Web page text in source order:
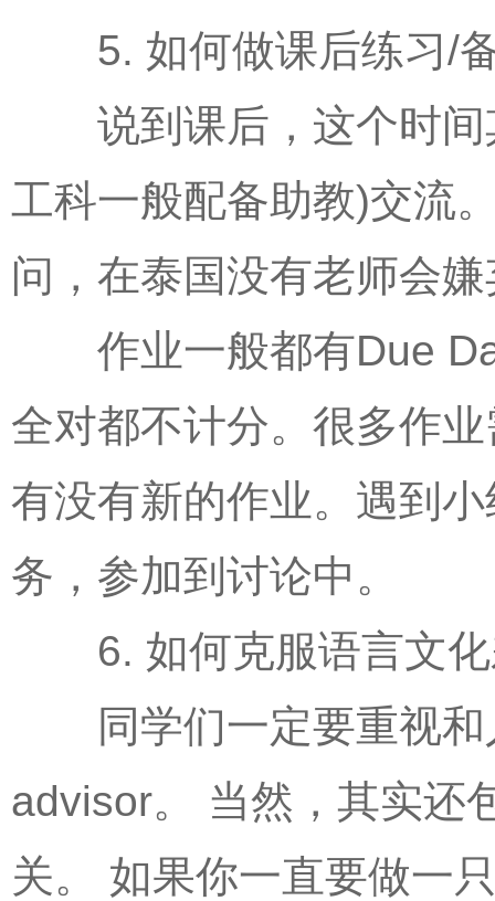
5. 如何做课后练习/
说到课后，这个时间
工科一般配备助教)交流
问，在泰国没有老师会
作业一般都有Due
全对都不计分。很多作
有没有新的作业。遇到
务，参加到讨论中。
6. 如何克服语言文化
同学们一定要重视和
advisor。 当然，其实还
关。 如果你一直要做一